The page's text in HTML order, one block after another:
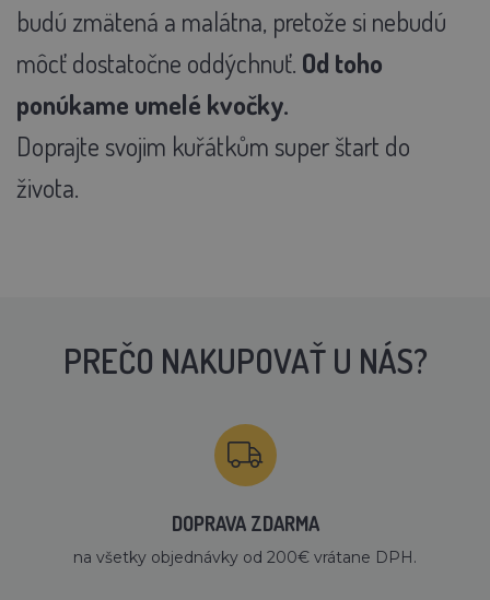
budú zmätená a malátna, pretože si nebudú
môcť dostatočne oddýchnuť. Od toho
ponúkame umelé kvočky.
Doprajte svojim kuřátkům super štart do
života.
PREČO NAKUPOVAŤ U NÁS?
DOPRAVA ZDARMA
na všetky objednávky od 200€ vrátane DPH.